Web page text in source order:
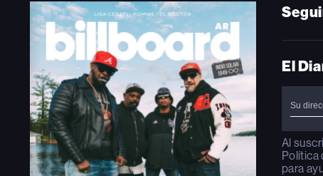
El
Al
Política
para